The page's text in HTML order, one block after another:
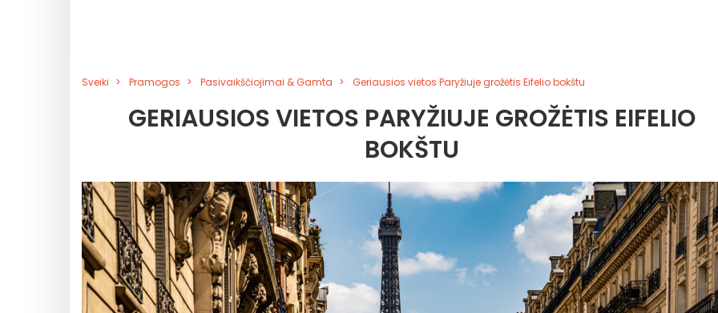
Sveiki Pramogos Pasivaikščiojimai & Gamta Geriausios vietos Paryžiuje grožėtis Eifelio bokštu
GERIAUSIOS VIETOS PARYŽIUJE GROŽĖTIS EIFELIO
BOKŠTU